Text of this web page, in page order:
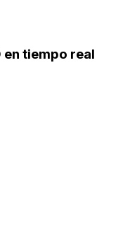
en tiempo real